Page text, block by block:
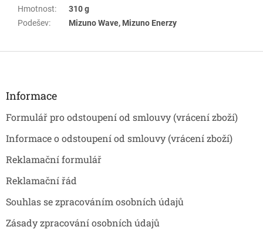
Hmotnost:
310 g
Podešev: Mizuno Wave, Mizuno Enerzy
Z
Informace
Formulář pro odstoupení od smlouvy (vrácení zboží)
Informace o odstoupení od smlouvy (vrácení zboží)
Reklamační formulář
Reklamační řád
Souhlas se zpracováním osobních údajů
Zásady zpracování osobních údajů